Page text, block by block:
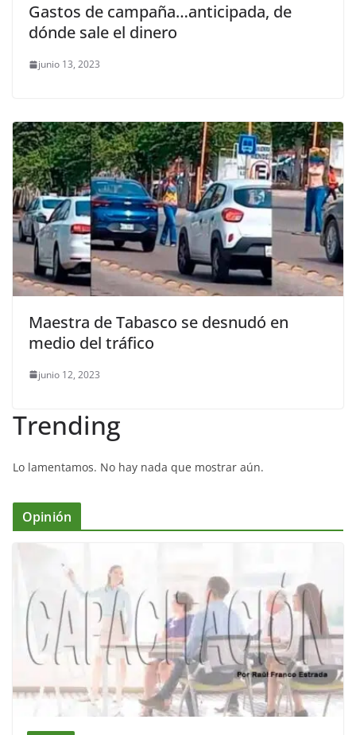
Gastos de campaña…anticipada, de
dónde sale el dinero
junio 13, 2023
Maestra de Tabasco se desnudó en
medio del tráfico
junio 12, 2023
Trending
Lo lamentamos. No hay nada que mostrar aún.
Opinión